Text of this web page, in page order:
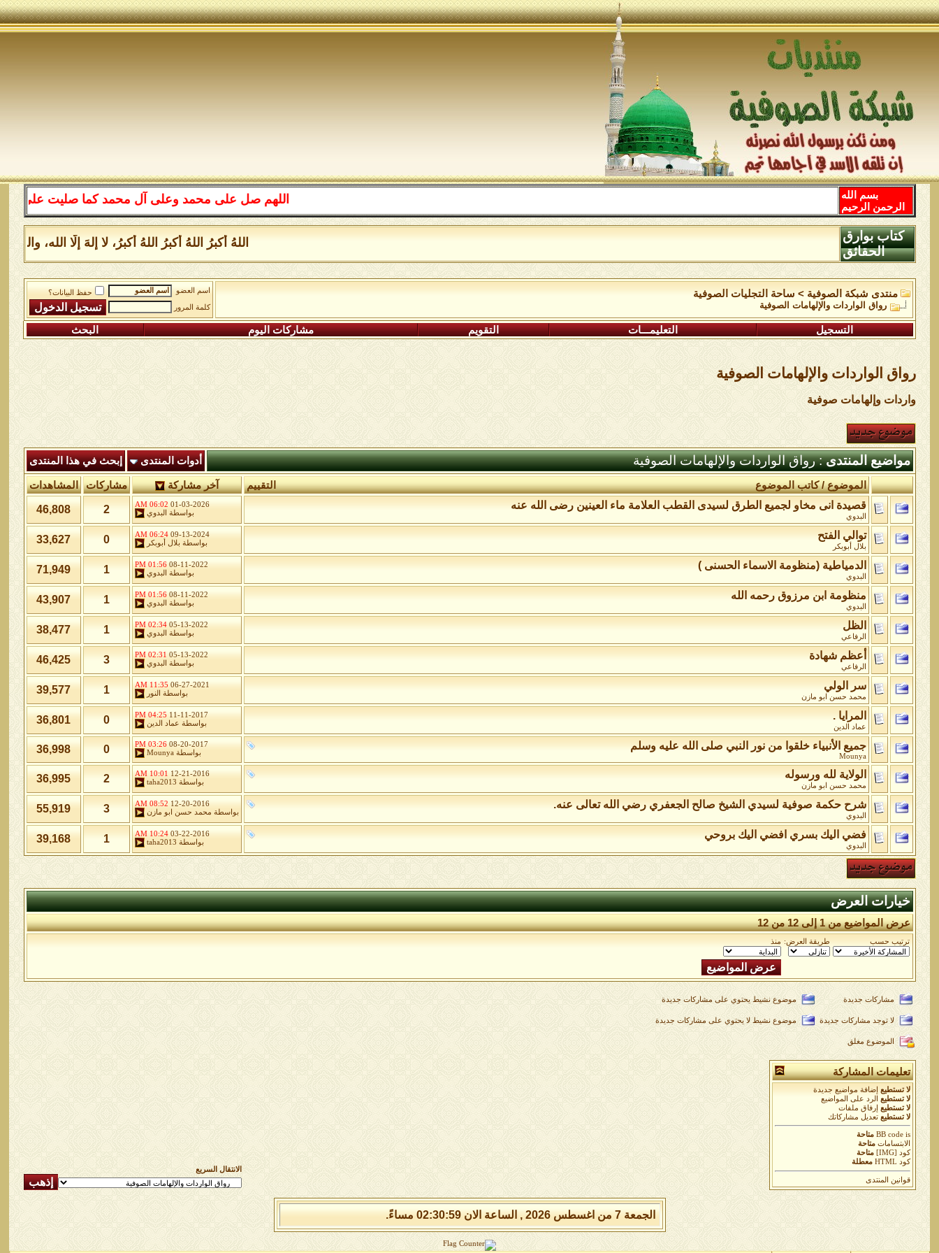
اللهم صل على محمد وعلى آل محمد كما صليت على إبراهيم
بسم الله
الرحمن الرحيم
اللهُ أكبرُ اللهُ أكبرُ اللهُ أكبرُ، لا إلهَ إلَّا الله،
كتاب بوارق
الحقائق
منتدى شبكة الصوفية > ساحة التجليات الصوفية
رواق الواردات واﻹلهامات الصوفية
اسم العضو
حفظ البيانات؟
كلمة المرور
التسجيل التعليمـــات التقويم مشاركات اليوم البحث
رواق الواردات واﻹلهامات الصوفية
واردات وإلهامات صوفية
مواضيع المنتدى: رواق الواردات واﻹلهامات الصوفية أدوات المنتدى إبحث في هذا المنتدى
التقييم الموضوع/كاتب الموضوع آخر مشاركة مشاركات المشاهدات
قصيدة انى مخاو لجميع الطرق لسيدى القطب العلامة ماء العينين رضى الله عنه
البدوي
01-03-2026
06:02 AM
بواسطة
البدوي 2
46,808
توالي الفتح
بلال أبوبكر
09-13-2024
06:24 AM
بواسطة بلال أبوبكر 0
33,627
الدمياطية (منظومة الاسماء الحسنى )
البدوي
08-11-2022
01:56 PM
بواسطة
البدوي 1
71,949
منظومة ابن مرزوق رحمه الله
البدوي
08-11-2022
01:56 PM
بواسطة
البدوي 1
43,907
الظل
الرفاعي
05-13-2022
02:34 PM
بواسطة
البدوي 1
38,477
أعظم شهادة
الرفاعي
05-13-2022
02:31 PM
بواسطة
البدوي 3
46,425
سر الولي
محمد حسن ابو مازن
06-27-2021
11:35 AM
بواسطة
النور 1
39,577
المرايا .
عماد الدين
11-11-2017
04:25 PM
بواسطة عماد الدين 0
36,801
جميع الأنبياء خلقوا من نور النبي صلى الله عليه وسلم
Mounya
08-20-2017
03:26 PM
بواسطة Mounya
0
36,998
الولاية لله ورسوله
محمد حسن ابو مازن
12-21-2016
10:01 AM
بواسطة taha2013
2
36,995
شرح حكمة صوفية لسيدي الشيخ صالح الجعفري رضي الله تعالى عنه.
البدوي
12-20-2016
08:52 AM
بواسطة محمد حسن ابو مازن 3
55,919
فضي اليك بسري افضي اليك بروحي
البدوي
03-22-2016
10:24 AM
بواسطة taha2013
1
39,168
خيارات العرض
عرض المواضيع من 1 إلى 12 من 12
ترتيب حسب طريقة العرض: منذ
مشاركات جديدة موضوع نشيط يحتوي على مشاركات جديدة
لا توجد مشاركات جديدة موضوع نشيط لا يحتوي على مشاركات جديدة
الموضوع مغلق
تعليمات المشاركة
لا تستطيع
إضافة مواضيع جديدة
لا تستطيع
الرد على المواضيع
لا تستطيع
إرفاق ملفات
لا تستطيع تعديل مشاركاتك
BB codeis
متاحة
الابتسامات متاحة
كود [IMG]
متاحة
كود HTML
معطلة
قوانين المنتدى
الانتقال السريع
الجمعة 7 من اغسطس 2026 , الساعة الان 02:30:59 مساءً.